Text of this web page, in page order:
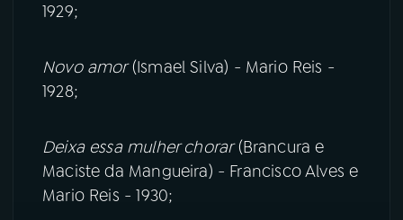
1929;
Novo amor(Ismael Silva) - Mario Reis -
1928;
Deixa essa mulher chorar(Brancura e
Maciste da Mangueira) - Francisco Alves e
Mario Reis - 1930;